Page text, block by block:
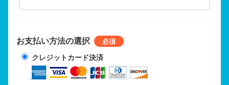
お支払い方法の選択
クレジットカード決済